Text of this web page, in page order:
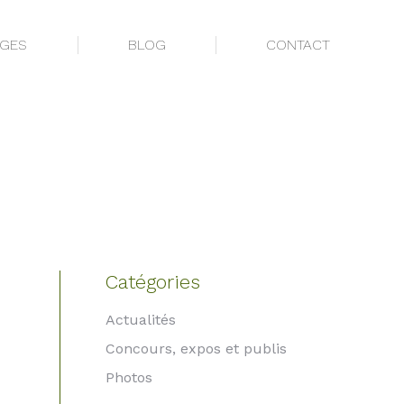
BLOG CONTACT
Catégories
Actualités
Concours, expos et publis
Photos
BLOG CONTACT